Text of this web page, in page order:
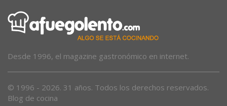
Desde 1996, el magazine gastronómico en internet.
© 1996 - 2026. 31 años. Todos los derechos reservados.
Blog de cocina